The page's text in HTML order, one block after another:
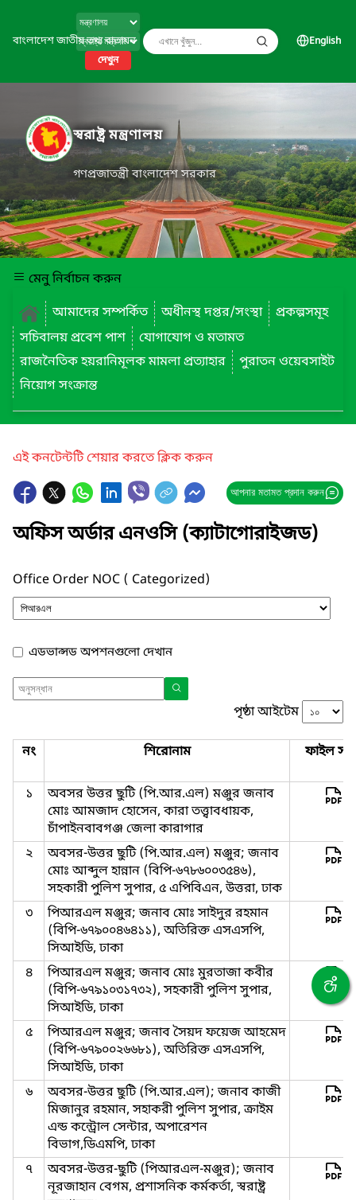
বাংলাদেশ জাতীয় তথ্য বাতায়ন
দেখুন
English
স্বরাষ্ট্র মন্ত্রণালয়
গণপ্রজাতন্ত্রী বাংলাদেশ সরকার
মেনু নির্বাচন করুন
আমাদের সম্পর্কিত
অধীনস্থ দপ্তর/সংস্থা
প্রকল্পসমূহ
সচিবালয় প্রবেশ পাশ
যোগাযোগ ও মতামত
রাজনৈতিক হয়রানিমূলক মামলা প্রত্যাহার
পুরাতন ওয়েবসাইট
নিয়োগ সংক্রান্ত
এই কনটেন্টটি শেয়ার করতে ক্লিক করুন
আপনার মতামত প্রদান করুন
অফিস অর্ডার এনওসি (ক্যাটাগোরাইজড)
Office Order NOC ( Categorized)
এডভান্সড অপশনগুলো দেখান
পৃষ্ঠা আইটেম
নং শিরোনাম ফাইল
১
অবসর উত্তর ছুটি (পি.আর.এল) মঞ্জুর জনাব
মোঃ আমজাদ হোসেন, কারা তত্ত্বাবধায়ক,
চাঁপাইনবাবগঞ্জ জেলা কারাগার
২
অবসর-উত্তর ছুটি (পি.আর.এল) মঞ্জুর; জনাব
মোঃ আব্দুল হান্নান (বিপি-৬৭৮৬০০৩৫৪৬),
সহকারী পুলিশ সুপার, ৫ এপিবিএন, উত্তরা, ঢাক
৩
পিআরএল মঞ্জুর; জনাব মোঃ সাইদুর রহমান
(বিপি-৬৭৯০০৪৬৪১১), অতিরিক্ত এসএসপি,
সিআইডি, ঢাকা
৪
পিআরএল মঞ্জুর; জনাব মোঃ মুরতাজা কবীর
(বিপি-৬৭৯১০৩১৭৩২), সহকারী পুলিশ সুপার,
সিআইডি, ঢাকা
৫
পিআরএল মঞ্জুর; জনাব সৈয়দ ফয়েজ আহমেদ
(বিপি-৬৭৯০০২৬৬৮১), অতিরিক্ত এসএসপি,
সিআইডি, ঢাকা
৬
অবসর-উত্তর ছুটি (পি.আর.এল); জনাব কাজী
মিজানুর রহমান, সহাকরী পুলিশ সুপার, ক্রাইম
এন্ড কন্ট্রোল সেন্টার, অপারেশন
বিভাগ,ডিএমপি, ঢাকা
৭
অবসর-উত্তর-ছুটি (পিআরএল-মঞ্জুর); জনাব
নূরজাহান বেগম, প্রশাসনিক কর্মকর্তা, স্বরাষ্ট্র